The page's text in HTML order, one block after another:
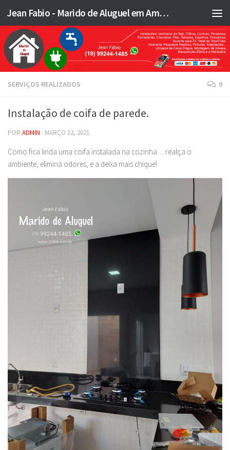
Skip to content Jean Fabio - Marido de Aluguel em Americana SP e região - JFMA
SERVIÇOS REALIZADOS 0
Instalação de coifa de parede.
POR ADMIN · MARÇO 12, 2021
Como fica linda uma coifa instalada na cozinha… realça o
ambiente, elimina odores, e a deixa mais chique!